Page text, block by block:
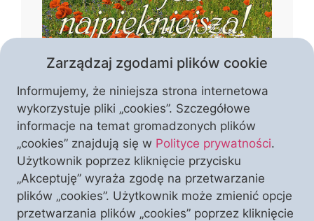
Czym jest piękno Polski? Czy tworzą je
wyłącznie krajobrazy i zabytki, czy może
przede wszystkim wiara, kultura i
historia, które przez stulecia
Zarządzaj zgodami plików cookie
Informujemy, że niniejsza strona internetowa
wykorzystuje pliki „cookies”. Szczegółowe
informacje na temat gromadzonych plików
„cookies” znajdują się w Polityce prywatności.
Użytkownik poprzez kliknięcie przycisku
„Akceptuję” wyraża zgodę na przetwarzanie
plików „cookies”. Użytkownik może zmienić opcje
przetwarzania plików „cookies” poprzez kliknięcie